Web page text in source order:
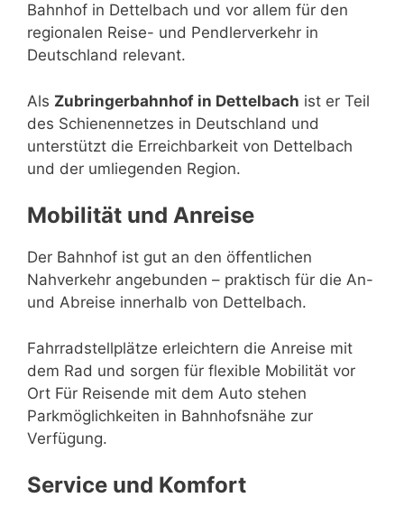
Bahnhof in Dettelbach und vor allem für den
regionalen Reise- und Pendlerverkehr in
Deutschland relevant.
Als Zubringerbahnhof in Dettelbach ist er Teil
des Schienennetzes in Deutschland und
unterstützt die Erreichbarkeit von Dettelbach
und der umliegenden Region.
Mobilität und Anreise
Der Bahnhof ist gut an den öffentlichen
Nahverkehr angebunden – praktisch für die An-
und Abreise innerhalb von Dettelbach.
Fahrradstellplätze erleichtern die Anreise mit
dem Rad und sorgen für flexible Mobilität vor
Ort Für Reisende mit dem Auto stehen
Parkmöglichkeiten in Bahnhofsnähe zur
Verfügung.
Service und Komfort